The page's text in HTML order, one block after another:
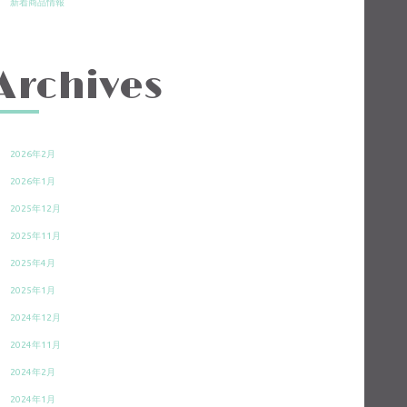
新着商品情報
2026年2月
2026年1月
2025年12月
2025年11月
2025年4月
2025年1月
2024年12月
2024年11月
2024年2月
2024年1月